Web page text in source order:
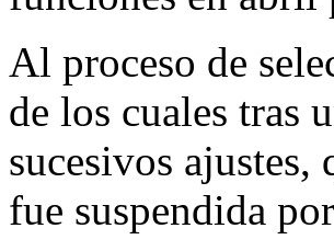
Al proceso de
de los cuales tras
sucesivos
fue suspendida